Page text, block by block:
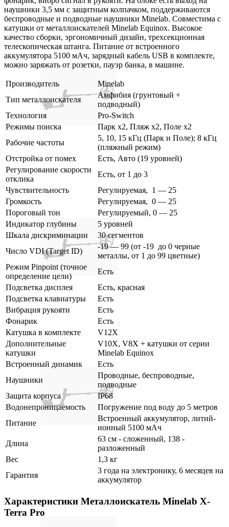
наушники 3,5 мм с защитным колпачком, поддерживаются
беспроводные и подводные наушники Minelab. Совместима с
катушки от металлоискателей Minelab Equinox. Высокое
качество сборки, эргономичный дизайн, трехсекционная
телескопическая штанга. Питание от встроенного
аккумулятора 5100 мАч, зарядный кабель USB в комплекте,
можно заряжать от розетки, пауэр банка, в машине.
Производитель
Minelab
Тип металлоискателя
Амфибия (грунтовый +
подводный)
Технология
Pro-Switch
Режимы поиска
Парк х2, Пляж х2, Поле х2
Рабочие частоты
5, 10, 15 кГц (Парк и Поле); 8 кГц
(пляжный режим)
Отстройка от помех
Есть, Авто (19 уровней)
Регулирование скорости
отклика
Есть, от 1 до 3
Чувствительность
Регулируемая, 1 — 25
Громкость
Регулируемая, 0 — 25
Пороговый тон
Регулируемый, 0 — 25
Индикатор глубины
5 уровней
Шкала дискриминации
30 сегментов
Число VDI (Target ID)
-19 — 99 (от -19 до 0 черные
металлы, от 1 до 99 цветные)
Режим Pinpoint (точное
определение цели)
Есть
Подсветка дисплея
Есть, красная
Подсветка клавиатуры
Есть
Вибрация рукояти
Есть
Фонарик
Есть
Катушка в комплекте
V12X
Дополнительные
катушки
V10X, V8X + катушки от серии
Minelab Equinox
Встроенный динамик
Есть
Наушники
Проводные, беспроводные,
подводные
Защита корпуса
IP68
Водонепроницаемость
Погружение под воду до 5 метров
Питание
Встроенный аккумулятор, литий-
ионный 5100 мАч
Длина
63 см - сложенный, 138 -
разложенный
Вес
1,3 кг
Гарантия
3 года на электронику, 6 месяцев на
аккумулятор
Характеристики Металлоискатель Minelab X-
Terra Pro